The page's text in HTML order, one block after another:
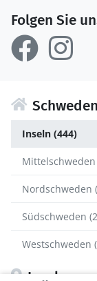
Folgen Sie
Schweden
Inseln (444)
Mittelschweden
Nordschweden
Südschweden
Westschweden
Inseln